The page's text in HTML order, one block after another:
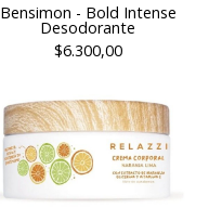
Bensimon - Bold Intense
Desodorante
$6.300,00